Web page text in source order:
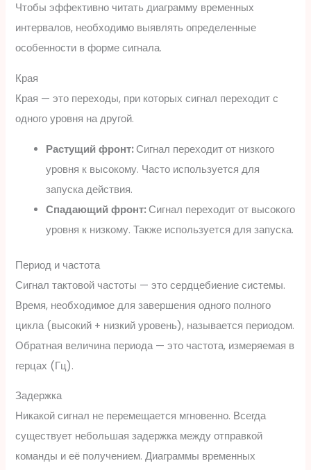
Чтобы эффективно читать диаграмму временных
интервалов, необходимо выявлять определенные
особенности в форме сигнала.
Края
Края — это переходы, при которых сигнал переходит с
одного уровня на другой.
Растущий фронт:Сигнал переходит от низкого
уровня к высокому. Часто используется для
запуска действия.
Спадающий фронт:Сигнал переходит от высокого
уровня к низкому. Также используется для запуска.
Период и частота
Сигнал тактовой частоты — это сердцебиение системы.
Время, необходимое для завершения одного полного
цикла (высокий + низкий уровень), называется периодом.
Обратная величина периода — это частота, измеряемая в
герцах (Гц).
Задержка
Никакой сигнал не перемещается мгновенно. Всегда
существует небольшая задержка между отправкой
команды и её получением. Диаграммы временных